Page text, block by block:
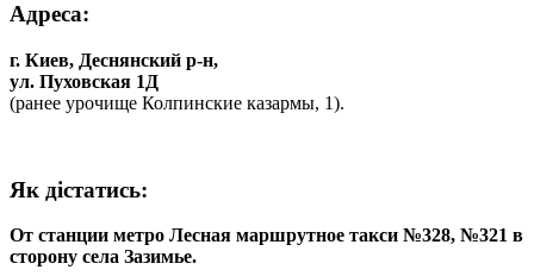
Адреса:
г. Киев, Деснянский р-н,
ул. Пуховская 1Д
(ранее урочище Колпинские казармы, 1).
Як дiстатись:
От станции метро Лесная маршрутное такси №328, №321 в
сторону села Зазимье.